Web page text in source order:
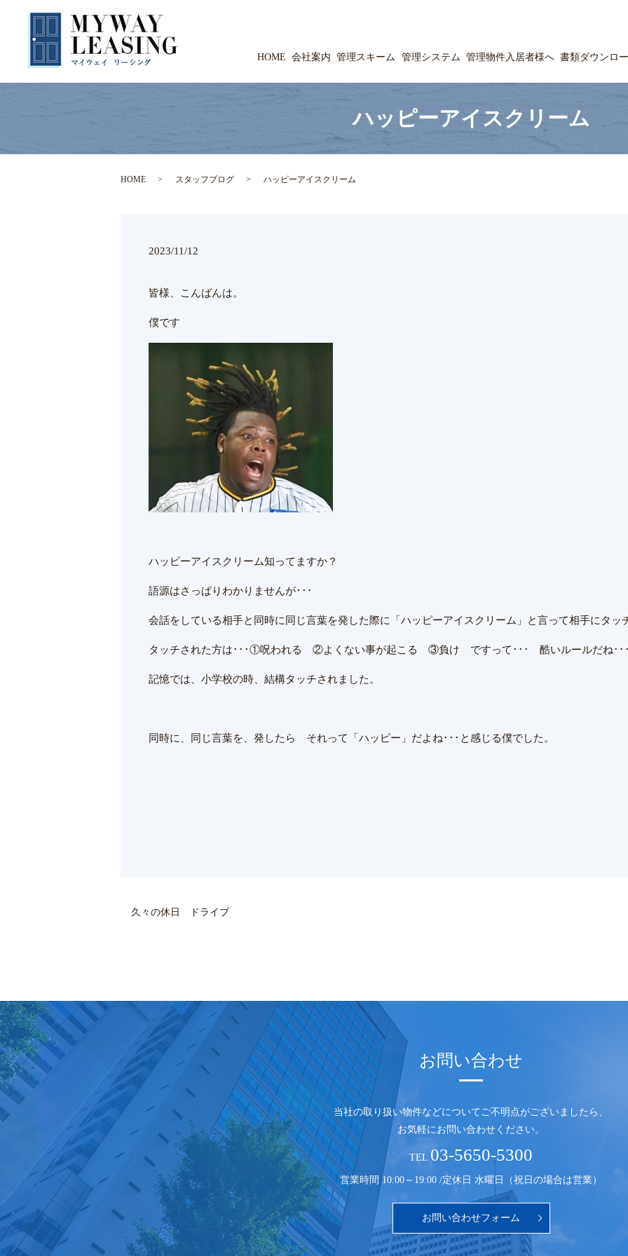
HOME 会社案内 管理スキーム 管理システム 管理物件入居者様へ 書類ダウンロ
ハッピーアイスクリーム
HOME スタッフブログ ハッピーアイスクリーム
2023/11/12
皆様、こんばんは。
僕です
ハッピーアイスクリーム知ってますか？
語源はさっぱりわかりませんが･･･
会話をしている相手と同時に同じ言葉を発した際に「ハッピーアイスクリーム」と言って相手にタッ
タッチされた方は･･･①呪われる ②よくない事が起こる ③負け ですって･･･ 酷いルールだね･･
記憶では、小学校の時、結構タッチされました。
同時に、同じ言葉を、発したら それって「ハッピー」だよね･･･と感じる僕でした。
久々の休日 ドライブ
お問い合わせ
当社の取り扱い物件などについてご不明点がございましたら、
お気軽にお問い合わせください。
TEL 03-5650-5300
営業時間 10:00～19:00 /定休日 水曜日（祝日の場合は営業）
お問い合わせフォーム